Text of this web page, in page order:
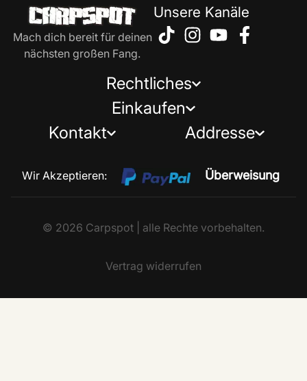
Mach dich bereit für deinen
nächsten großen Fang.
Unsere Kanäle
Rechtliches
Einkaufen
Kontakt
Addresse
Wir Akzeptieren: Überweisung
© 2026 Carpspot | alle Rechte vorbehalten.
Vertrag widerrufen